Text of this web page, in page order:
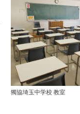
獨協埼玉中学校 教室